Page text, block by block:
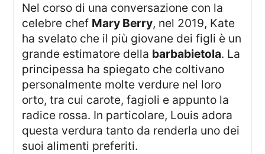
Nel corso di una conversazione con la
celebre chef Mary Berry, nel 2019, Kate
ha svelato che il più giovane dei figli è un
grande estimatore della barbabietola. La
principessa ha spiegato che coltivano
personalmente molte verdure nel loro
orto, tra cui carote, fagioli e appunto la
radice rossa. In particolare, Louis adora
questa verdura tanto da renderla uno dei
suoi alimenti preferiti.